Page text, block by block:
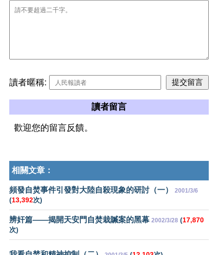
讀者暱稱:
讀者留言
歡迎您的留言反饋。
相關文章：
頻發自焚事件引發對大陸自殺現象的研討（一） 2001/3/6
(13,392次)
辨奸篇——揭開天安門自焚栽贓案的黑幕 2002/3/28 (17,870
次)